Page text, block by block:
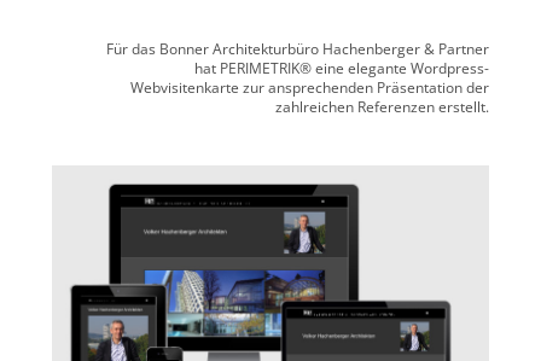
Für das Bonner Architekturbüro Hachenberger & Partner
hat PERIMETRIK® eine elegante Wordpress-
Webvisitenkarte zur ansprechenden Präsentation der
zahlreichen Referenzen erstellt.